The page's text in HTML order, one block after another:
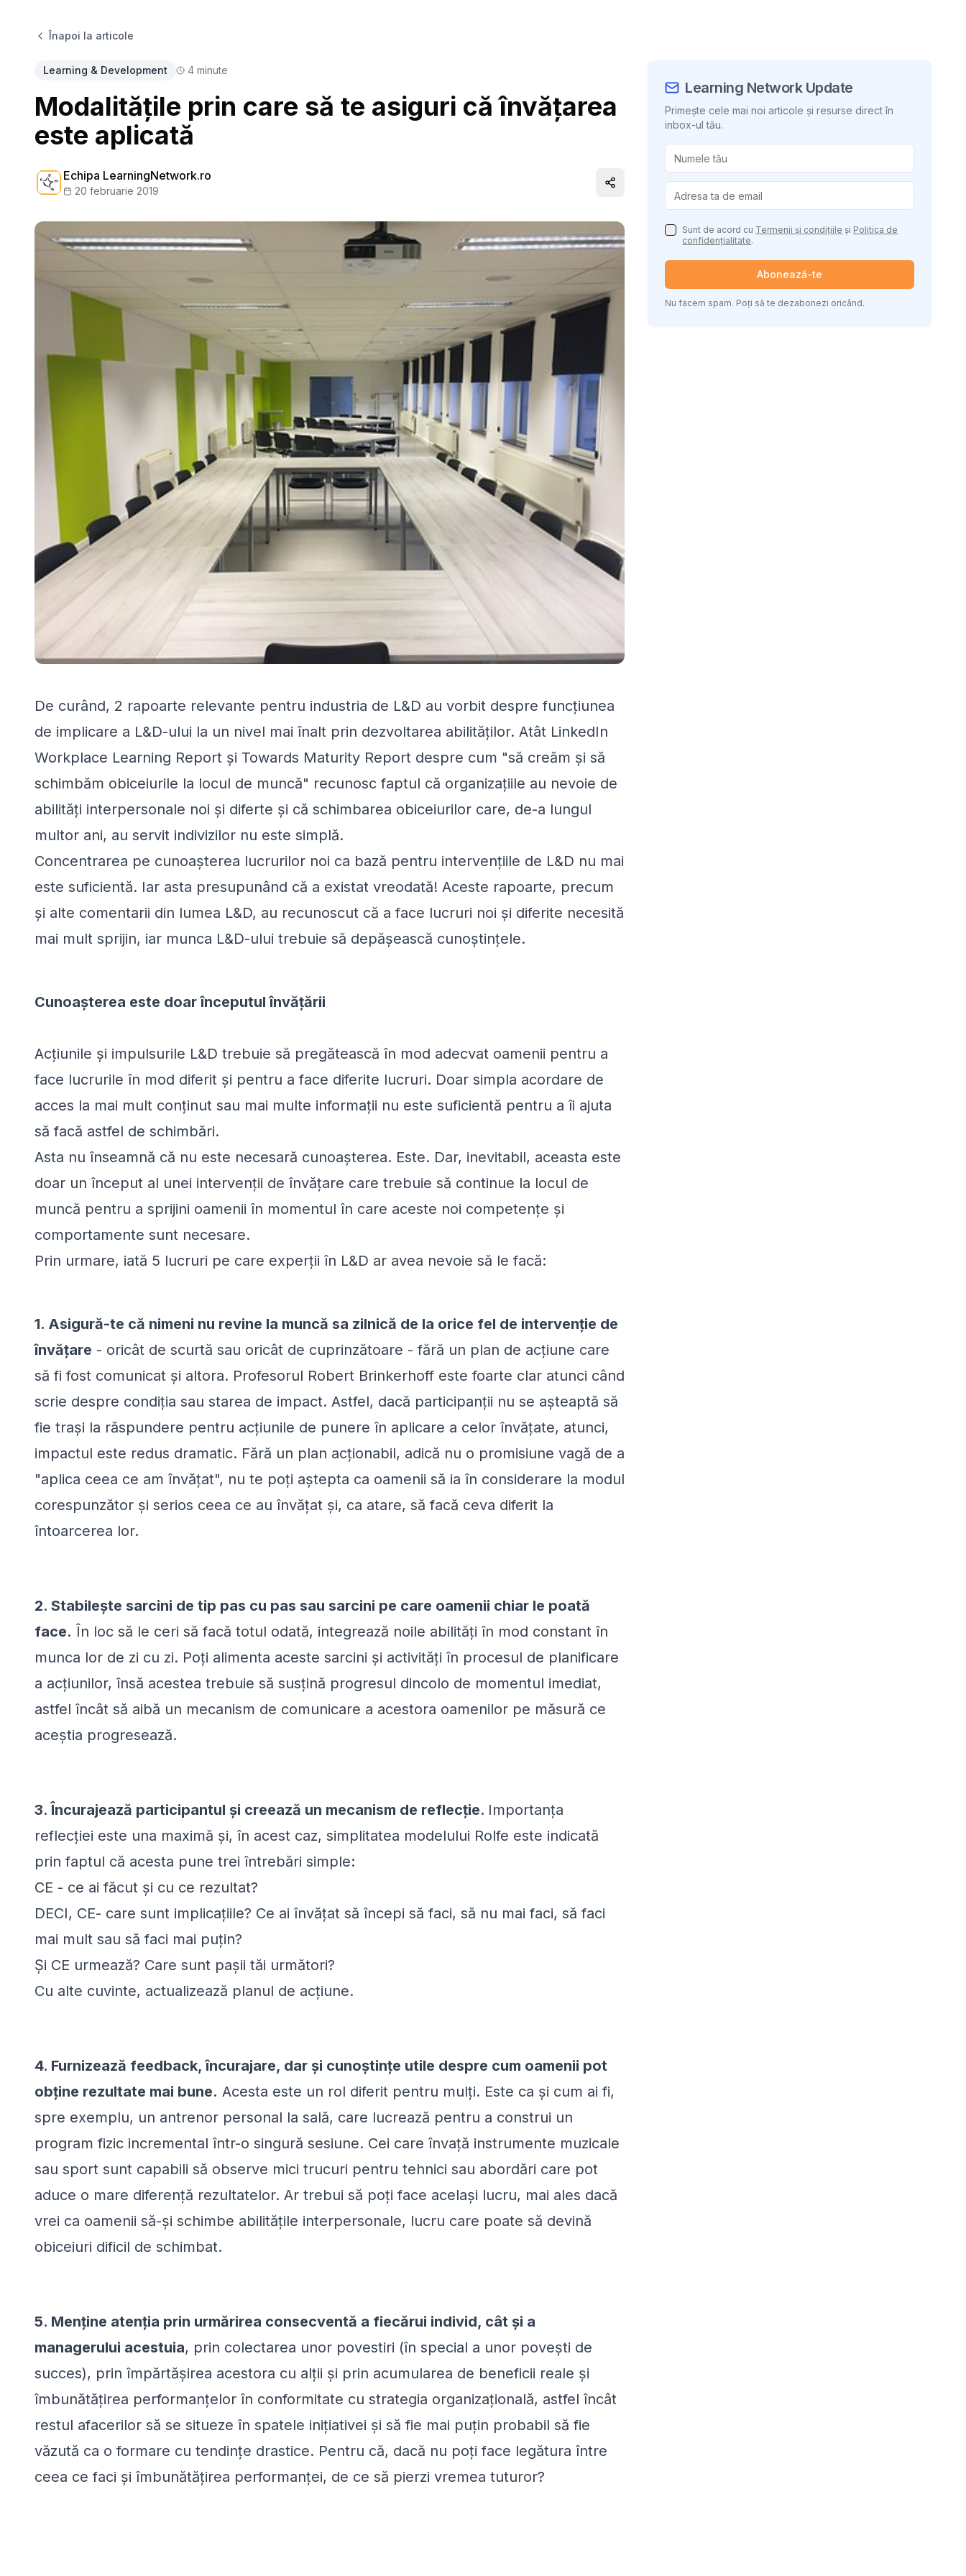
Înapoi la articole
Learning & Development 4 minute
Modalitățile prin care să te asiguri că învățarea
este aplicată
Echipa LearningNetwork.ro
20 februarie 2019 Distribuie conținutul
De curând, 2 rapoarte relevante pentru industria de L&D au vorbit despre funcțiunea
de implicare a L&D-ului la un nivel mai înalt prin dezvoltarea abilităților. Atât LinkedIn
Workplace Learning Report și Towards Maturity Report despre cum "să creăm și să
schimbăm obiceiurile la locul de muncă" recunosc faptul că organizațiile au nevoie de
abilități interpersonale noi și diferte și că schimbarea obiceiurilor care, de-a lungul
multor ani, au servit indivizilor nu este simplă.
Concentrarea pe cunoașterea lucrurilor noi ca bază pentru intervențiile de L&D nu mai
este suficientă. Iar asta presupunând că a existat vreodată! Aceste rapoarte, precum
și alte comentarii din lumea L&D, au recunoscut că a face lucruri noi și diferite necesită
mai mult sprijin, iar munca L&D-ului trebuie să depășească cunoștințele.
Cunoașterea este doar începutul învățării
Acțiunile și impulsurile L&D trebuie să pregătească în mod adecvat oamenii pentru a
face lucrurile în mod diferit și pentru a face diferite lucruri. Doar simpla acordare de
acces la mai mult conținut sau mai multe informații nu este suficientă pentru a îi ajuta
să facă astfel de schimbări.
Asta nu înseamnă că nu este necesară cunoașterea. Este. Dar, inevitabil, aceasta este
doar un început al unei intervenții de învățare care trebuie să continue la locul de
muncă pentru a sprijini oamenii în momentul în care aceste noi competențe și
comportamente sunt necesare.
Prin urmare, iată 5 lucruri pe care experții în L&D ar avea nevoie să le facă:
1. Asigură-te că nimeni nu revine la muncă sa zilnică de la orice fel de intervenție de
învățare - oricât de scurtă sau oricât de cuprinzătoare - fără un plan de acțiune care
să fi fost comunicat și altora. Profesorul Robert Brinkerhoff este foarte clar atunci când
scrie despre condiția sau starea de impact. Astfel, dacă participanții nu se așteaptă să
fie trași la răspundere pentru acțiunile de punere în aplicare a celor învățate, atunci,
impactul este redus dramatic. Fără un plan acționabil, adică nu o promisiune vagă de a
"aplica ceea ce am învățat", nu te poți aștepta ca oamenii să ia în considerare la modul
corespunzător și serios ceea ce au învățat și, ca atare, să facă ceva diferit la
întoarcerea lor.
2. Stabilește sarcini de tip pas cu pas sau sarcini pe care oamenii chiar le poată
face. În loc să le ceri să facă totul odată, integrează noile abilități în mod constant în
munca lor de zi cu zi. Poți alimenta aceste sarcini și activități în procesul de planificare
a acțiunilor, însă acestea trebuie să susțină progresul dincolo de momentul imediat,
astfel încât să aibă un mecanism de comunicare a acestora oamenilor pe măsură ce
aceștia progresează.
3. Încurajează participantul și creează un mecanism de reflecție. Importanța
reflecției este una maximă și, în acest caz, simplitatea modelului Rolfe este indicată
prin faptul că acesta pune trei întrebări simple:
CE - ce ai făcut și cu ce rezultat?
DECI, CE- care sunt implicațiile? Ce ai învățat să începi să faci, să nu mai faci, să faci
mai mult sau să faci mai puțin?
Și CE urmează? Care sunt pașii tăi următori?
Cu alte cuvinte, actualizează planul de acțiune.
4. Furnizează feedback, încurajare, dar și cunoștințe utile despre cum oamenii pot
obține rezultate mai bune. Acesta este un rol diferit pentru mulți. Este ca și cum ai fi,
spre exemplu, un antrenor personal la sală, care lucrează pentru a construi un
program fizic incremental într-o singură sesiune. Cei care învață instrumente muzicale
sau sport sunt capabili să observe mici trucuri pentru tehnici sau abordări care pot
aduce o mare diferență rezultatelor. Ar trebui să poți face același lucru, mai ales dacă
vrei ca oamenii să-și schimbe abilitățile interpersonale, lucru care poate să devină
obiceiuri dificil de schimbat.
5. Menține atenția prin urmărirea consecventă a fiecărui individ, cât și a
managerului acestuia, prin colectarea unor povestiri (în special a unor povești de
succes), prin împărtășirea acestora cu alții și prin acumularea de beneficii reale și
îmbunătățirea performanțelor în conformitate cu strategia organizațională, astfel încât
restul afacerilor să se situeze în spatele inițiativei și să fie mai puțin probabil să fie
văzută ca o formare cu tendințe drastice. Pentru că, dacă nu poți face legătura între
ceea ce faci și îmbunătățirea performanței, de ce să pierzi vremea tuturor?
Learning Network Update
Primește cele mai noi articole și resurse direct în
inbox-ul tău.
Sunt de acord cu Termenii și condițiile și Politica de
confidențialitate.
Abonează-te
Nu facem spam. Poți să te dezabonezi oricând.